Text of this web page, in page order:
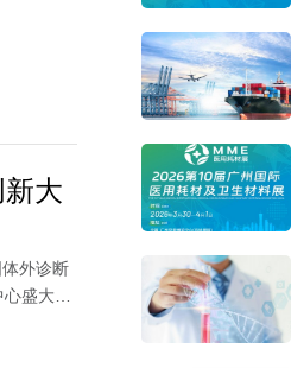
大
外诊断
盛大召